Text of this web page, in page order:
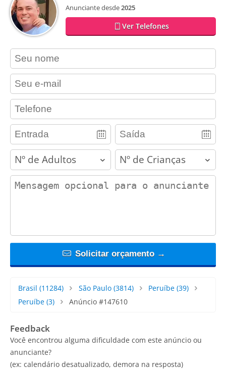
Anunciante desde2025
Ver Telefones
contact_name
contact_email
contact_phone
adults children
contact_message
Solicitar orçamento →
Brasil (11284) São Paulo(3814) Peruíbe (39)
Peruíbe (3) Anúncio #147610
Feedback
Você encontrou alguma dificuldade com este anúncio ou
anunciante?
(ex: calendário desatualizado, demora na resposta)